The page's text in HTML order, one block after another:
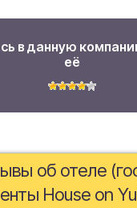
в данную
её
об отеле
House on